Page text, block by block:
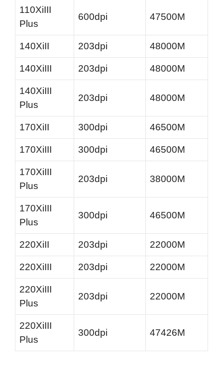
110XiIII
Plus
600dpi 47500M
140XiII 203dpi 48000M
140XiIII 203dpi 48000M
140XiIII
Plus
203dpi 48000M
170XiII 300dpi 46500M
170XiIII 300dpi 46500M
170XiIII
Plus
203dpi 38000M
170XiIII
Plus
300dpi 46500M
220XiII 203dpi 22000M
220XiIII 203dpi 22000M
220XiIII
Plus
203dpi 22000M
220XiIII
Plus
300dpi 47426M